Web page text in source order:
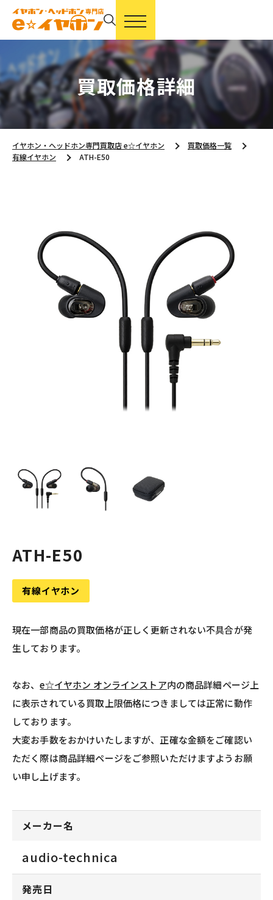
買取価格詳細
イヤホン・ヘッドホン専門買取店 e☆イヤホン
買取価格一覧
有線イヤホン
ATH-E50
ATH-E50
有線イヤホン
現在一部商品の買取価格が正しく更新されない不具合が発
生しております。
なお、e☆イヤホン オンラインストア内の商品詳細ページ上
に表示されている買取上限価格につきましては正常に動作
しております。
大変お手数をおかけいたしますが、正確な金額をご確認い
ただく際は商品詳細ページをご参照いただけますようお願
い申し上げます。
メーカー名
audio-technica
発売日